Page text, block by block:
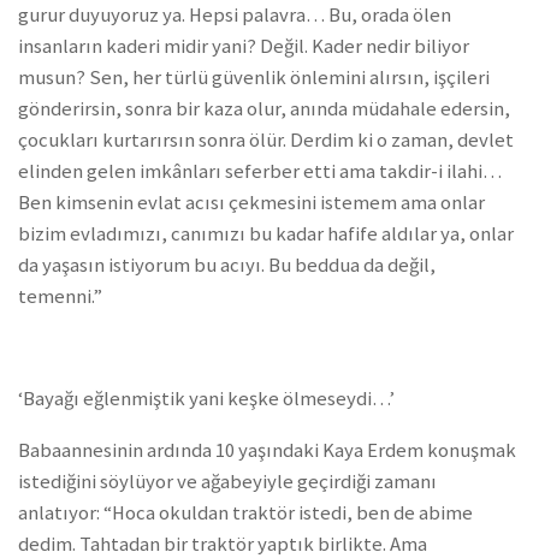
gurur duyuyoruz ya. Hepsi palavra… Bu, orada ölen
insanların kaderi midir yani? Değil. Kader nedir biliyor
musun? Sen, her türlü güvenlik önlemini alırsın, işçileri
gönderirsin, sonra bir kaza olur, anında müdahale edersin,
çocukları kurtarırsın sonra ölür. Derdim ki o zaman, devlet
elinden gelen imkânları seferber etti ama takdir-i ilahi…
Ben kimsenin evlat acısı çekmesini istemem ama onlar
bizim evladımızı, canımızı bu kadar hafife aldılar ya, onlar
da yaşasın istiyorum bu acıyı. Bu beddua da değil,
temenni.”
‘Bayağı eğlenmiştik yani keşke ölmeseydi…’
Babaannesinin ardında 10 yaşındaki Kaya Erdem konuşmak
istediğini söylüyor ve ağabeyiyle geçirdiği zamanı
anlatıyor: “Hoca okuldan traktör istedi, ben de abime
dedim. Tahtadan bir traktör yaptık birlikte. Ama